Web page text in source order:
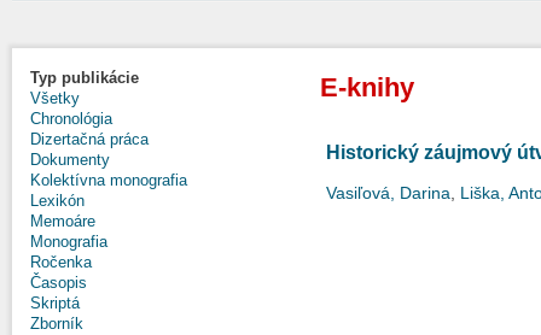
Typ publikácie
Všetky
Chronológia
Dizertačná práca
Dokumenty
Kolektívna monografia
Lexikón
Memoáre
Monografia
Ročenka
Časopis
Skriptá
Zborník
E-knihy
Historický záujmový
Vasiľová, Darina Liška,